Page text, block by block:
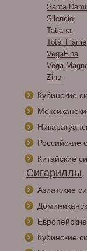
Santa
Silencio
Tatiana
Total Flame
VegaFina
Vega
Zino
Кубинские
Российские
Китайские
Сигариллы
Азиатские
Кубинские
сигарные